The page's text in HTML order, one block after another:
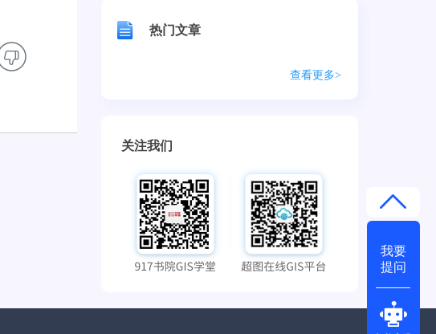
我要
提问
热门文章
查看更多>
关注我们